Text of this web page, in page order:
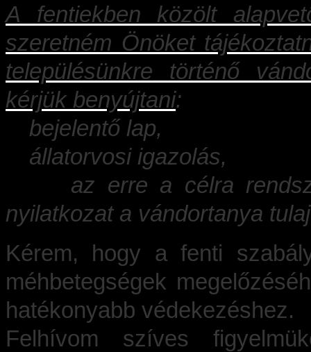
A fentiekben közölt
szeretném Önöket
településünkre történő
kérjük benyújtani:
bejelentő lap,
állatorvosi igazolás,
az erre a célra
nyilatkozat a vándortanya
Kérem, hogy a fenti
méhbetegségek
hatékonyabb védekezéshez.
Felhívom szíves